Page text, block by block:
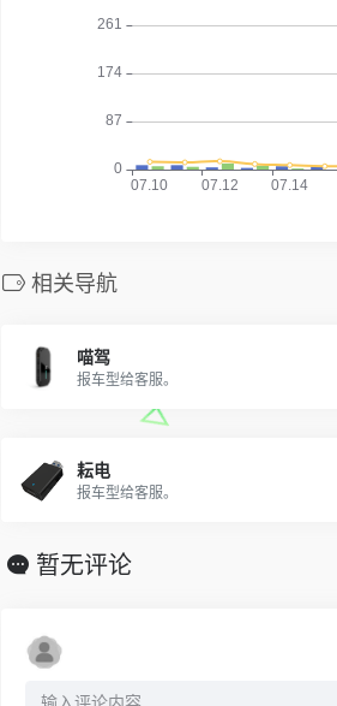
相关导航
喵驾
报车型给客服。
耘电
报车型给客服。
暂无评论